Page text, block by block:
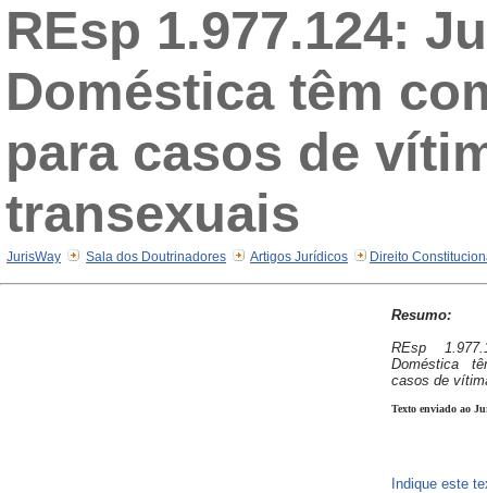
REsp 1.977.124:
Doméstica têm
para casos de
transexuais
JurisWay Sala dos Doutrinadores Artigos Jurídicos Direito
Resumo:
REsp
Doméstica
casos de
Texto enviado ao
Indique este